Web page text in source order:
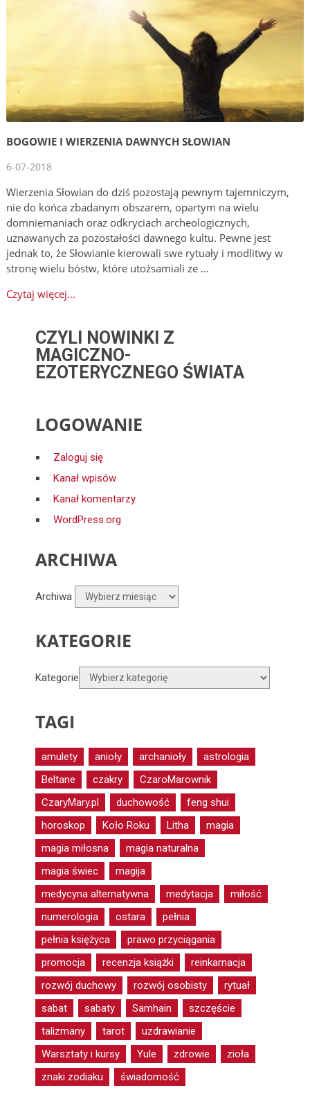
BOGOWIE I WIERZENIA DAWNYCH SŁOWIAN
6-07-2018
Wierzenia Słowian do dziś pozostają pewnym tajemniczym,
nie do końca zbadanym obszarem, opartym na wielu
domniemaniach oraz odkryciach archeologicznych,
uznawanych za pozostałości dawnego kultu. Pewne jest
jednak to, że Słowianie kierowali swe rytuały i modlitwy w
stronę wielu bóstw, które utożsamiali ze …
Czytaj więcej...
CZYLI NOWINKI Z
MAGICZNO-
EZOTERYCZNEGO ŚWIATA
LOGOWANIE
Zaloguj się
Kanał wpisów
Kanał komentarzy
WordPress.org
ARCHIWA
Archiwa
KATEGORIE
Kategorie
TAGI
amulety anioły archanioły
astrologia
Beltane
czakry
CzaroMarownik
CzaryMary.pl
duchowość
feng shui
horoskop
Koło Roku Litha
magia
magia miłosna
magia naturalna
magia świec
magija
medycyna alternatywna
medytacja
miłość
numerologia
ostara
pełnia
pełnia księżyca
prawo przyciągania
promocja
recenzja książki
reinkarnacja
rozwój duchowy
rozwój osobisty
rytuał
sabat
sabaty Samhain
szczęście
talizmany
tarot
uzdrawianie
Warsztaty i kursy
Yule zdrowie
zioła
znaki zodiaku
świadomość